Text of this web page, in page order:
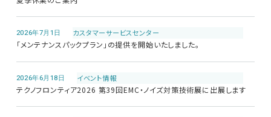
2026年7月1日 カスタマーサービスセンター
「メンテナンスパックプラン」の提供を開始いたしました。
2026年6月18日 イベント情報
テクノフロンティア2026 第39回EMC・ノイズ対策技術展に出展します